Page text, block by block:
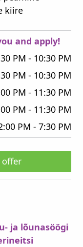
kiire
and apply!
PM - 10:30 PM
PM - 10:30 PM
PM - 11:30 PM
PM - 11:30 PM
PM - 7:30 PM
offer
ja lõunasöögi